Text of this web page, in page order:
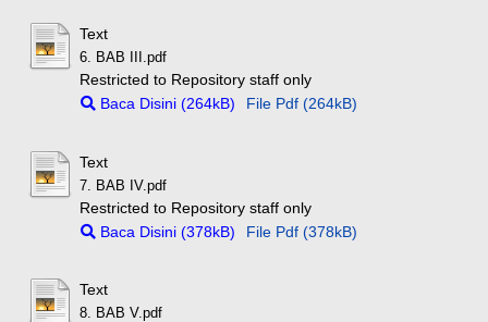
Text
6. BAB III.pdf
Restricted to Repository staff only
Baca Disini (264kB)
File Pdf (264kB)
Text
7. BAB IV.pdf
Restricted to Repository staff only
Baca Disini (378kB)
File Pdf (378kB)
Text
8. BAB V.pdf